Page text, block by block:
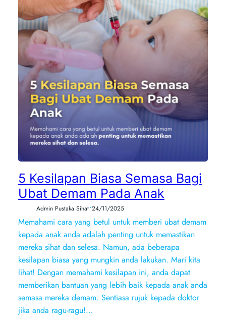
5 Kesilapan Biasa Semasa Bagi
Ubat Demam Pada Anak
Admin Pustaka Sihat•24/11/2025
Memahami cara yang betul untuk memberi ubat demam
kepada anak anda adalah penting untuk memastikan
mereka sihat dan selesa. Namun, ada beberapa
kesilapan biasa yang mungkin anda lakukan. Mari kita
lihat! Dengan memahami kesilapan ini, anda dapat
memberikan bantuan yang lebih baik kepada anak anda
semasa mereka demam. Sentiasa rujuk kepada doktor
jika anda ragu-ragu!…